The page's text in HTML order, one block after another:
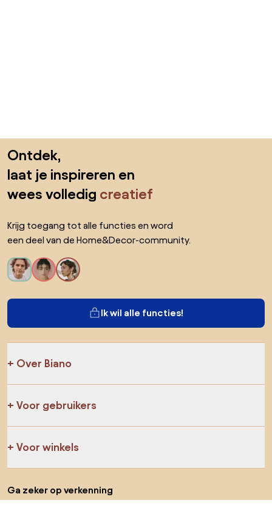
Ontdek,
laat je inspireren en
wees volledig creatief
Krijg toegang tot alle functies en word
een deel van de Home&Decor-community.
Ik wil alle functies!
Over Biano
Voor gebruikers
Voor winkels
Ga zeker op verkenning